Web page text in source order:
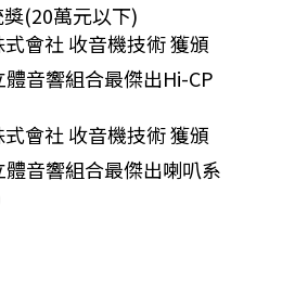
(20萬元以下)
會社 收音機技術 獲頒
音響組合最傑出Hi-CP
會社 收音機技術 獲頒
音響組合最傑出喇叭系